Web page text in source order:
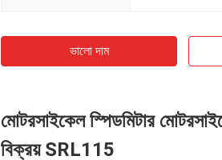
ভালো দাম
মোটরসাইকেল স্পিডমিটার
বিক্রয় SRL115